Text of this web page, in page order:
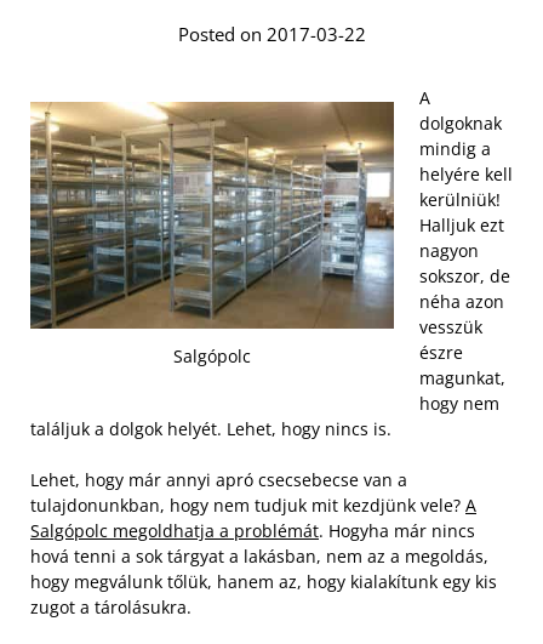
Posted on 2017-03-22
Salgópolc
A
dolgoknak
mindig a
helyére kell
kerülniük!
Halljuk ezt
nagyon
sokszor, de
néha azon
vesszük
észre
magunkat,
hogy nem
találjuk a dolgok helyét. Lehet, hogy nincs is.
Lehet, hogy már annyi apró csecsebecse van a
tulajdonunkban, hogy nem tudjuk mit kezdjünk vele? A
Salgópolc megoldhatja a problémát. Hogyha már nincs
hová tenni a sok tárgyat a lakásban, nem az a megoldás,
hogy megválunk tőlük, hanem az, hogy kialakítunk egy kis
zugot a tárolásukra.